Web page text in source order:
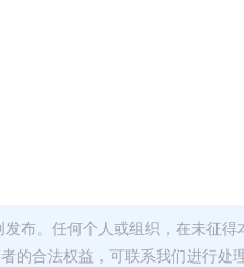
布。任何个人或组织，在未征
的合法权益，可联系我们进行处理